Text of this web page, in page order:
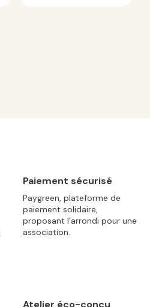
Paiement sécurisé
Paygreen, plateforme de
paiement solidaire,
proposant l’arrondi pour une
association.
Atelier éco-conçu